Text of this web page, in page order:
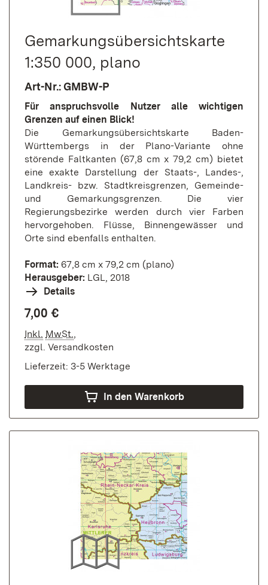
Gemarkungs­übersichts­karte
1:350 000, plano
Art-Nr.: GMBW-P
Für anspruchsvolle Nutzer alle wichtigen
Grenzen auf einen Blick!
Die Gemarkungsübersichtskarte Baden-
Württembergs in der Plano-Variante ohne
störende Faltkanten (67,8 cm x 79,2 cm) bietet
eine exakte Darstellung der Staats-, Landes-,
Landkreis- bzw. Stadtkreisgrenzen, Gemeinde-
und Gemarkungsgrenzen. Die vier
Regierungsbezirke werden durch vier Farben
hervorgehoben. Flüsse, Binnengewässer und
Orte sind ebenfalls enthalten.
Format: 67,8 cm x 79,2 cm (plano)
Herausgeber: LGL, 2018
Details
7,00 €
Inkl. MwSt.,
zzgl. Versandkosten
Lieferzeit: 3-5 Werktage
In den Warenkorb